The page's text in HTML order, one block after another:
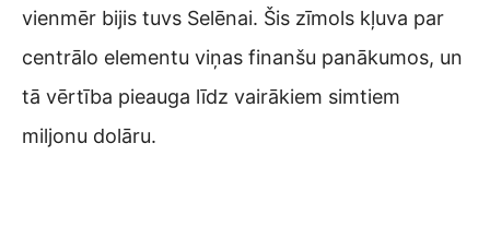
vienmēr bijis tuvs Selēnai. Šis zīmols kļuva par
centrālo elementu viņas finanšu panākumos, un
tā vērtība pieauga līdz vairākiem simtiem
miljonu dolāru.